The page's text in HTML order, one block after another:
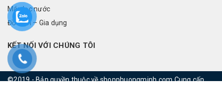
Máy lọc nước
Đồ điện – Gia dụng
KẾT NỐI VỚI CHÚNG TÔI
©2019 - Bản quyền thuộc về shopphuongminh.comCung cấp